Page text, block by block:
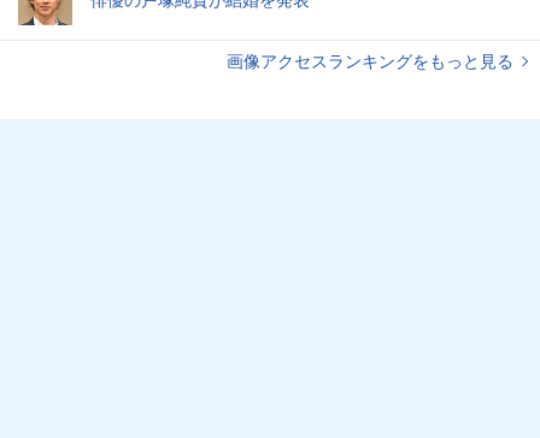
画像アクセスランキングをもっと見る